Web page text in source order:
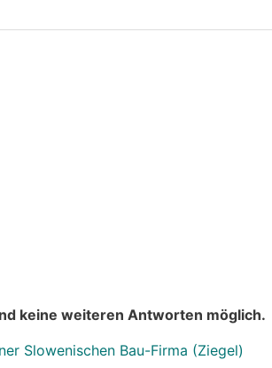
keine weiteren Antworten möglich.
Slowenischen Bau-Firma (Ziegel)